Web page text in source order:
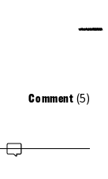
Comment (5)